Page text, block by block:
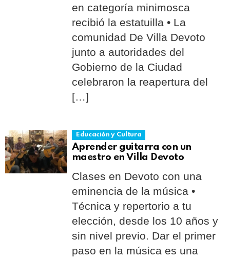
en categoría minimosca
recibió la estatuilla • La
comunidad De Villa Devoto
junto a autoridades del
Gobierno de la Ciudad
celebraron la reapertura del
[…]
Educación y Cultura
Aprender guitarra con un
maestro en Villa Devoto
Clases en Devoto con una
eminencia de la música •
Técnica y repertorio a tu
elección, desde los 10 años y
sin nivel previo. Dar el primer
paso en la música es una